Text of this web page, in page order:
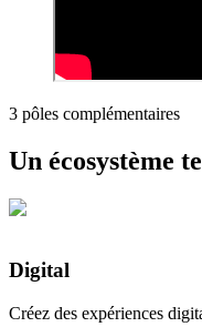
3 pôles complémentaires
Un écosystème
Digital
Créez des expériences